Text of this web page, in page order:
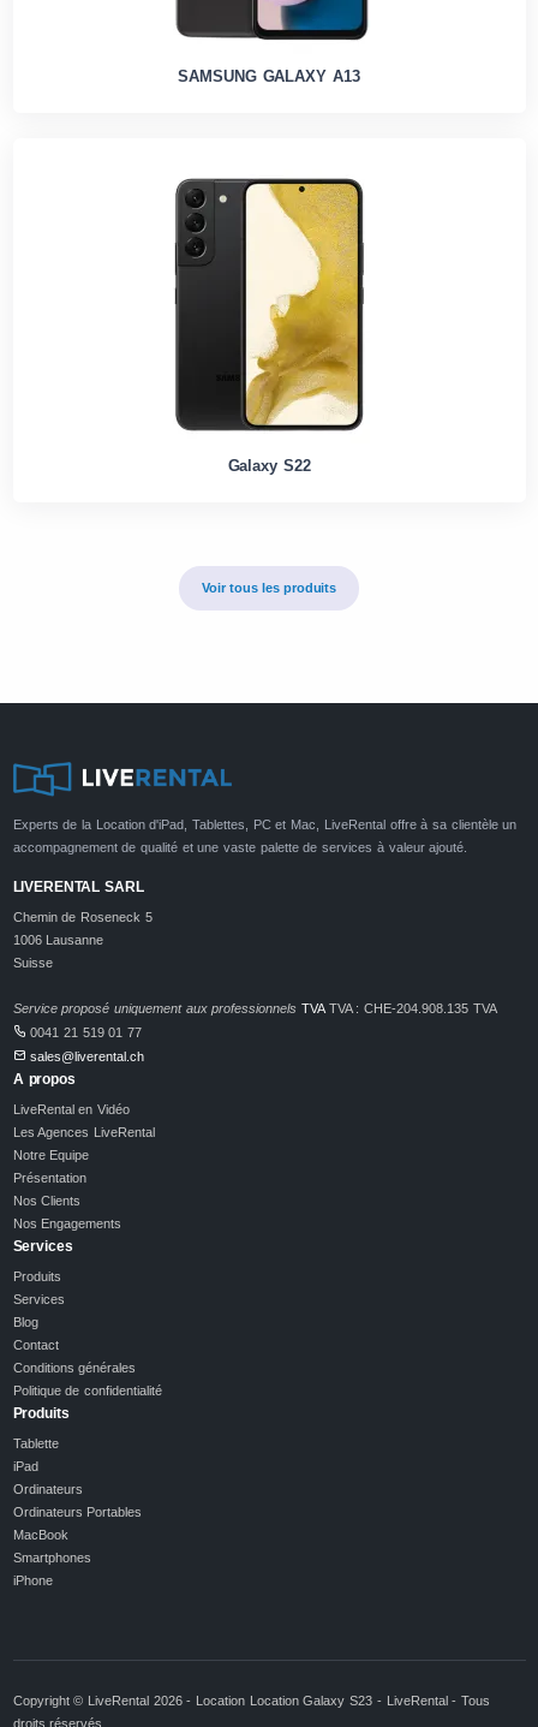
SAMSUNG GALAXY A13
Galaxy S22
Voir tous les produits
Experts de la Location d'iPad, Tablettes, PC et Mac, LiveRental offre à sa clientèle un
accompagnement de qualité et une vaste palette de services à valeur ajouté.
LIVERENTAL SARL
Chemin de Roseneck 5
1006 Lausanne
Suisse
Service proposé uniquement aux professionnels TVATVA : CHE-204.908.135 TVA
0041 21 519 01 77
sales@liverental.ch
A propos
LiveRental en Vidéo
Les Agences LiveRental
Notre Equipe
Présentation
Nos Clients
Nos Engagements
Services
Produits
Services
Blog
Contact
Conditions générales
Politique de confidentialité
Produits
Tablette
iPad
Ordinateurs
Ordinateurs Portables
MacBook
Smartphones
iPhone
Copyright © LiveRental 2026 - Location Location Galaxy S23 - LiveRental - Tous
droits réservés